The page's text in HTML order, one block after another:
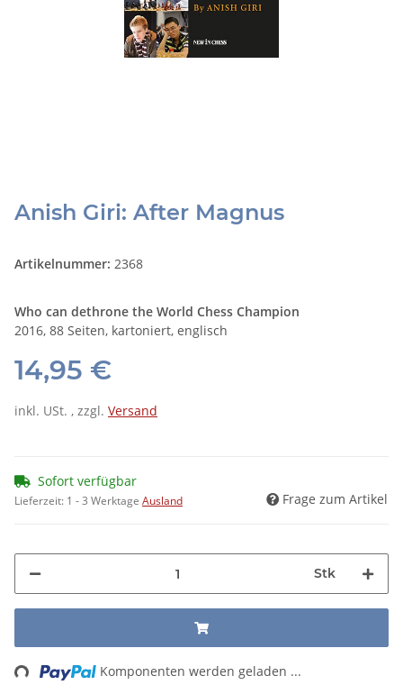
Anish Giri: After Magnus
Artikelnummer: 2368
Who can dethrone the World Chess Champion
2016, 88 Seiten, kartoniert, englisch
14,95 €
inkl. USt. , zzgl. Versand
Sofort verfügbar
Lieferzeit: 1 - 3 Werktage Ausland Frage zum Artikel
Stk
Komponenten werden geladen ...